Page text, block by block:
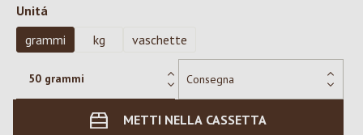
Seleziona
Unitá
grammi
kg vaschette
METTI NELLA CASSETTA